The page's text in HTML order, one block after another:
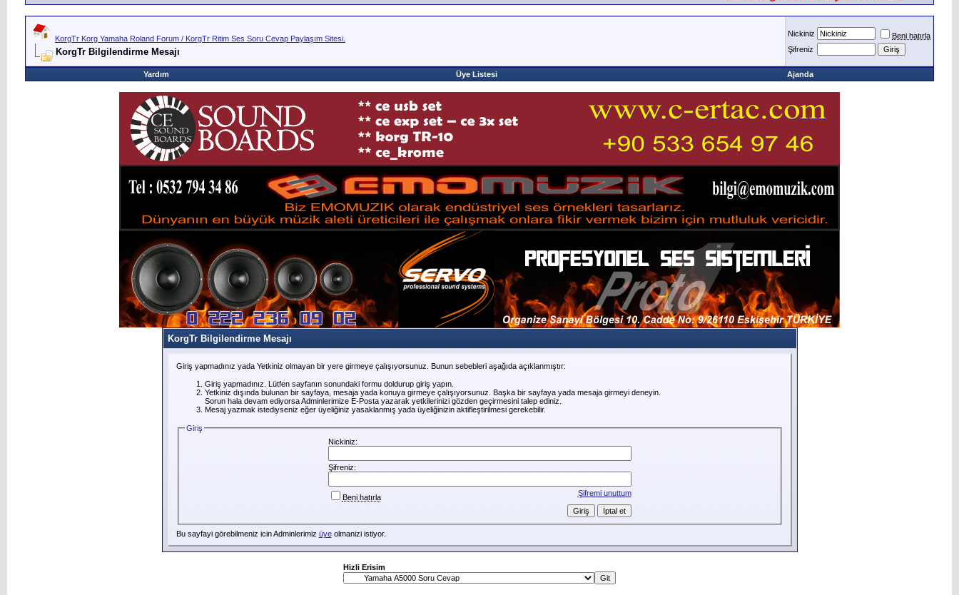
KorgTr Korg Yamaha Roland Forum / KorgTr Ritim Ses Soru Cevap Paylaşım Sitesi.
KorgTr Bilgilendirme Mesajı
Nickiniz
Beni hatırla
Şifreniz
Yardım Üye Listesi Ajanda
KorgTr Bilgilendirme Mesajı
Giriş yapmadınız yada Yetkiniz olmayan bir yere girmeye çalışıyorsunuz. Bunun sebebleri aşağıda açıklanmıştır:
Giriş yapmadınız. Lütfen sayfanın sonundaki formu doldurup giriş yapın.
Yetkiniz dışında bulunan bir sayfaya, mesaja yada konuya girmeye çalışıyorsunuz. Başka bir sayfaya yada mesaja girmeyi deneyin.
Sorun hala devam ediyorsa Adminlerimize E-Posta yazarak yetkilerinizi gözden geçirmesini talep ediniz.
Mesaj yazmak istediyseniz eğer üyeliğiniz yasaklanmış yada üyeliğinizin aktifleştirilmesi gerekebilir.
Giriş
Nickiniz:
Şifreniz:
Şifremi unuttum
Beni hatırla
Bu sayfayi görebilmeniz icin Adminlerimiz üyeolmanizi istiyor.
Hizli Erisim